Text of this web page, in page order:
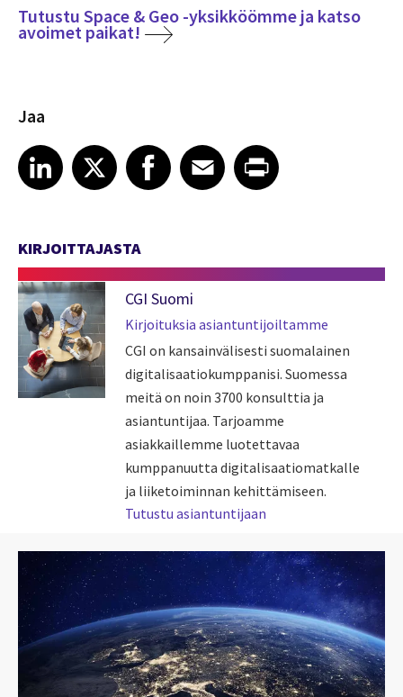
Tutustu Space & Geo -yksikköömme ja katso
avoimet paikat!
Jaa
Share article on LinkedIn
LinkedIn
Share article on XShare article on Facebook
Facebook
Share article on Email
EmailShare article on Print
KIRJOITTAJASTA
CGI Suomi
Kirjoituksia asiantuntijoiltamme
CGI on kansainvälisesti suomalainen
digitalisaatiokumppanisi. Suomessa
meitä on noin 3700 konsulttia ja
asiantuntijaa. Tarjoamme
asiakkaillemme luotettavaa
kumppanuutta digitalisaatiomatkalle
ja liiketoiminnan kehittämiseen.
Tutustu asiantuntijaan